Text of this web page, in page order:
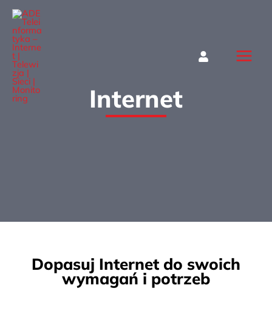
Przejdź
treści
Internet
Dopasuj Internet do swoich
wymagań i potrzeb